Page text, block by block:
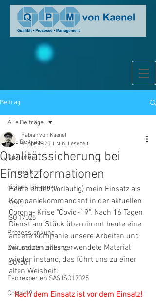
Beitrag
Alle Beiträge
Dokument
Forensik
digitale Lösungen
news
ISO 17025
Prozesslenkung
Dokumentenlenkung
ISO9001
Fachexperten SAS ISO17025
Covid-19
Alle Beiträge
Qualitätssicherung bei
Einsatzformationen
Fabian von Kaenel
6. Apr. 2020 1 Min. Lesezeit
Heute endet (vorläufig) mein Einsatz als
Kompaniekommandant in der aktuellen
Corona- Krise "Covid-19". Nach 16 Tagen
Dienst am Stück übernimmt heute eine
andere Kompanie unsere Arbeiten und
wir setzen alles verwendete Material
wieder instand, das führt uns zu einer
alten Weisheit:
Nach dem Einsatz ist vor dem Einsatz!